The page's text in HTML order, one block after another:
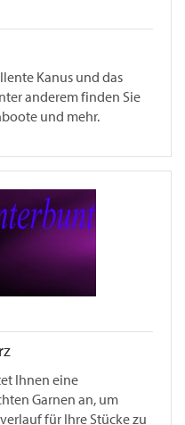
Kanus und das
anderem finden Sie
und mehr.
Ihnen eine
Garnen an, um
für Ihre Stücke zu